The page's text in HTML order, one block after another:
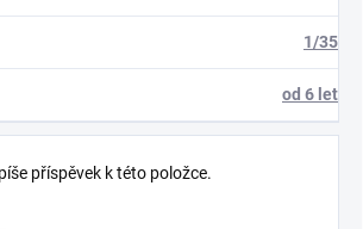
1/35
od 6 let
příspěvek k této položce.